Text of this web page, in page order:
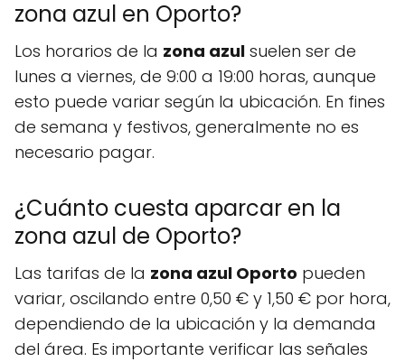
zona azul en Oporto?
Los horarios de la zona azul suelen ser de
lunes a viernes, de 9:00 a 19:00 horas, aunque
esto puede variar según la ubicación. En fines
de semana y festivos, generalmente no es
necesario pagar.
¿Cuánto cuesta aparcar en la
zona azul de Oporto?
Las tarifas de la zona azul Oporto pueden
variar, oscilando entre 0,50 € y 1,50 € por hora,
dependiendo de la ubicación y la demanda
del área. Es importante verificar las señales